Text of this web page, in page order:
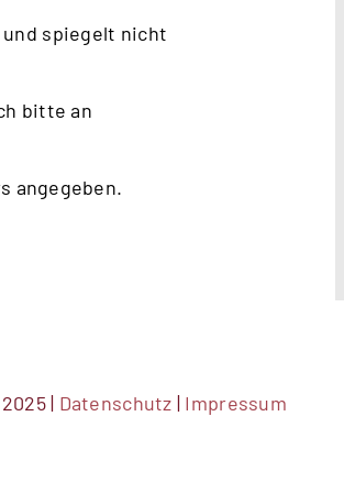
spiegelt nicht
bitte an
angegeben.
| Datenschutz | Impressum